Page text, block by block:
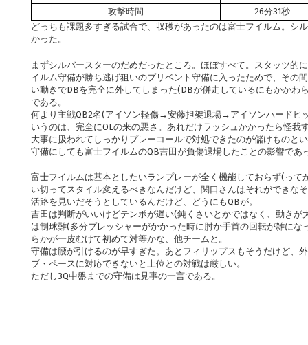
攻撃時間
26分31秒
どっちも課題多すぎる試合で、収穫があったのは富士フイルム。シ
かった。
まずシルバースターのだめだったところ。ほぼすべて。スタッツ的
イルム守備が勝ち逃げ狙いのプリベント守備に入ったためで、その
い動きでDBを完全に外してしまった(DBが併走しているにもかかわ
である。
何より主戦QB2名(アイソン軽傷→安藤担架退場→アイソンハードヒ
いうのは、完全にOLの来の悪さ。あれだけラッシュかかったら怪我
大事に扱われてしっかりプレーコールで対処できたのが儲けものと
守備にしても富士フイルムのQB吉田が負傷退場したことの影響で
富士フイルムは基本としたいランプレーが全く機能しておらず(って
い切ってスタイル変えるべきなんだけど、関口さんはそれができな
活路を見いだそうとしているんだけど、どうにもQBが。
吉田は判断がいいけどテンポが遅い(鈍くさいとかではなく、動き
は制球難(多分プレッシャーがかかった時に肘か手首の回転が雑に
らかが一皮むけて初めて対等かな、他チームと。
守備は腰が引けるのが早すぎた。あとフィリップスもそうだけど、
ブ・ペースに対応できないと上位との対戦は厳しい。
ただし3Q中盤までの守備は見事の一言である。